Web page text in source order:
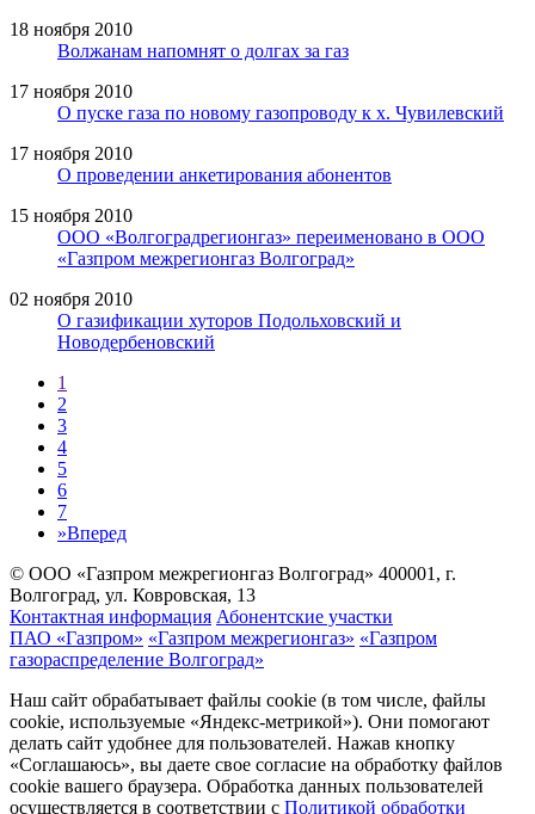
18 ноября 2010
Волжанам напомнят о долгах за газ
17 ноября 2010
О пуске газа по новому газопроводу к х. Чувилевский
17 ноября 2010
О проведении анкетирования абонентов
15 ноября 2010
ООО «Волгоградрегионгаз» переименовано в ООО
«Газпром межрегионгаз Волгоград»
02 ноября 2010
О газификации хуторов Подольховский и
Новодербеновский
1
2
3
4
5
6
7
»Вперед
© ООО «Газпром межрегионгаз Волгоград» 400001, г.
Волгоград, ул. Ковровская, 13
Контактная информация Абонентские участки
ПАО «Газпром» «Газпром межрегионгаз» «Газпром
газораспределение Волгоград»
Наш сайт обрабатывает файлы cookie (в том числе, файлы
cookie, используемые «Яндекс-метрикой»). Они помогают
делать сайт удобнее для пользователей. Нажав кнопку
«Соглашаюсь», вы даете свое согласие на обработку файлов
cookie вашего браузера. Обработка данных пользователей
осуществляется в соответствии с Политикой обработки